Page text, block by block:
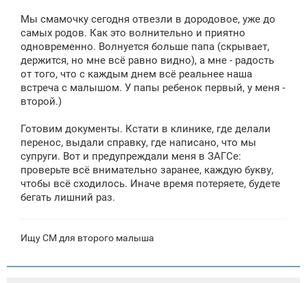
б
щ
н
и
Мы смамочку сегодня отвезли в дородовое, уже до
самых родов. Как это волнительно и приятно
одновременно. Волнуется больше папа (скрывает,
держится, но мне всё равно видно), а мне - радость
от того, что с каждым днем всё реальнее наша
встреча с малышом. У папы ребенок первый, у меня -
второй.)
Готовим документы. Кстати в клинике, где делали
перенос, выдали справку, где написано, что мы
супруги. Вот и предупреждали меня в ЗАГСе:
проверьте всё внимательно заранее, каждую букву,
чтобы всё сходилось. Иначе время потеряете, будете
бегать лишний раз.
Ищу СМ для второго малыша